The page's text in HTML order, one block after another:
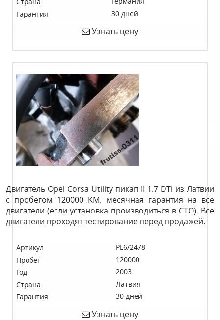
Гарантия
30 дней
Узнать цену
Двигатель Opel Corsa Utility пикап II 1.7 DTi из Латвии
с пробегом 120000 KM. месячная гарантия на все
двигатели (если установка производиться в СТО). Все
двигатели проходят тестирование перед продажей.
Артикул
PL6/2478
Пробег
120000
Год
2003
Страна
Латвия
Гарантия
30 дней
Узнать цену